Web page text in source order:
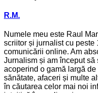
R.M.
Numele meu este Raul
scriitor și jurnalist cu peste
comunicării online. Am
Jurnalism și am început
acoperind o gamă largă
sănătate, afaceri și multe
în căutarea celor mai noi